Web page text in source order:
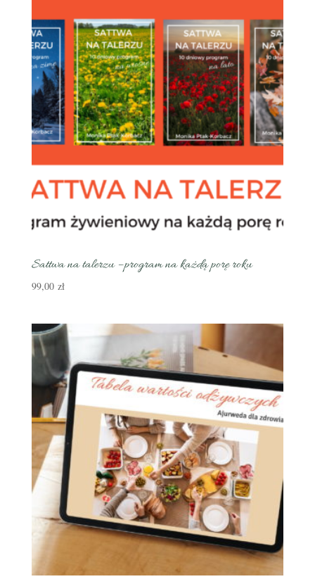
Sattwa na talerzu – program na każdą porę roku
99,00 zł